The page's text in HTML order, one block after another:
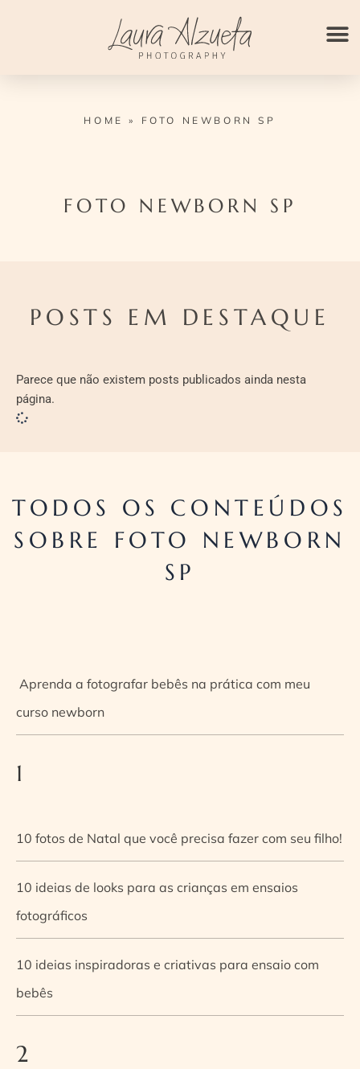
HOME » FOTO NEWBORN SP
FOTO NEWBORN SP
POSTS EM DESTAQUE
Parece que não existem posts publicados ainda nesta
página.
TODOS OS CONTEÚDOS
SOBRE FOTO NEWBORN
SP
Aprenda a fotografar bebês na prática com meu
curso newborn
1
10 fotos de Natal que você precisa fazer com seu filho!
10 ideias de looks para as crianças em ensaios
fotográficos
10 ideias inspiradoras e criativas para ensaio com
bebês
2